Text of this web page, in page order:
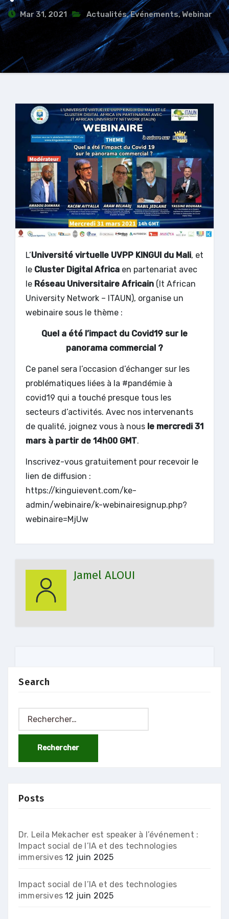
Mar 31, 2021 Actualités,Evénements,Webinar
L’Université virtuelle UVPP KINGUI du Mali, et
le Cluster Digital Africa en partenariat avec
le Réseau Universitaire Africain (It African
University Network – ITAUN), organise un
webinaire sous le thème :
Quel a été l’impact du Covid19 sur le
panorama commercial ?
Ce panel sera l’occasion d’échanger sur les
problématiques liées à la #pandémie à
covid19 qui a touché presque tous les
secteurs d’activités. Avec nos intervenants
de qualité, joignez vous à nous le mercredi 31
mars à partir de 14h00 GMT.
Inscrivez-vous gratuitement pour recevoir le
lien de diffusion :
https://kinguievent.com/ke-
admin/webinaire/k-webinairesignup.php?
webinaire=MjUw
Jamel ALOUI
Search
Rechercher :
Posts
Dr. Leila Mekacher est speaker à l’événement :
Impact social de l’IA et des technologies
immersives 12 juin 2025
Impact social de l’IA et des technologies
immersives 12 juin 2025